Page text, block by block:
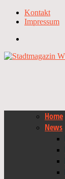
Kontakt
Impressum
Home
News